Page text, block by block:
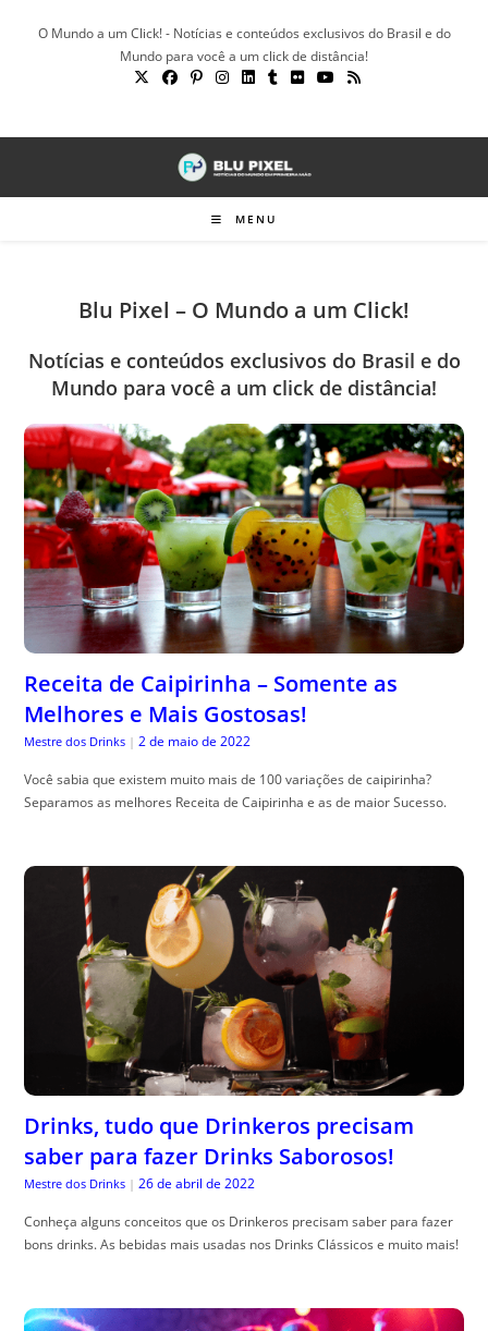
O Mundo a um Click! - Notícias e conteúdos exclusivos do Brasil e do
Mundo para você a um click de distância!
MENU
Blu Pixel – O Mundo a um Click!
Notícias e conteúdos exclusivos do Brasil e do
Mundo para você a um click de distância!
Receita de Caipirinha – Somente as
Melhores e Mais Gostosas!
Mestre dos Drinks | 2 de maio de 2022
Você sabia que existem muito mais de 100 variações de caipirinha?
Separamos as melhores Receita de Caipirinha e as de maior Sucesso.
Drinks, tudo que Drinkeros precisam
saber para fazer Drinks Saborosos!
Mestre dos Drinks | 26 de abril de 2022
Conheça alguns conceitos que os Drinkeros precisam saber para fazer
bons drinks. As bebidas mais usadas nos Drinks Clássicos e muito mais!